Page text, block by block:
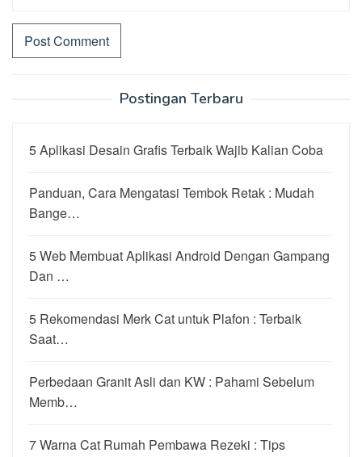
Postingan Terbaru
5 Aplikasi Desain Grafis Terbaik Wajib Kalian Coba
Panduan, Cara Mengatasi Tembok Retak : Mudah
Bange…
5 Web Membuat Aplikasi Android Dengan Gampang
Dan …
5 Rekomendasi Merk Cat untuk Plafon : Terbaik
Saat…
Perbedaan Granit Asli dan KW : Pahami Sebelum
Memb…
7 Warna Cat Rumah Pembawa Rezeki : Tips